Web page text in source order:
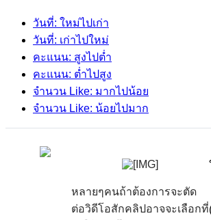
วันที่: ใหม่ไปเก่า
วันที่: เก่าไปใหม่
คะแนน: สูงไปต่ำ
คะแนน: ต่ำไปสูง
จำนวน Like: มากไปน้อย
จำนวน Like: น้อยไปมาก
หลายๆคนถ้าต้องการจะตัด
ต่อวิดีโอสักคลิปอาจจะเลือกที่